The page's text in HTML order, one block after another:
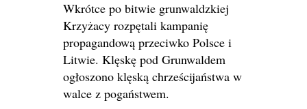
Wkrótce po bitwie grunwaldzkiej
Krzyżacy rozpętali kampanię
propagandową przeciwko Polsce i
Litwie. Klęskę pod Grunwaldem
ogłoszono klęską chrześcijaństwa w
walce z pogaństwem.